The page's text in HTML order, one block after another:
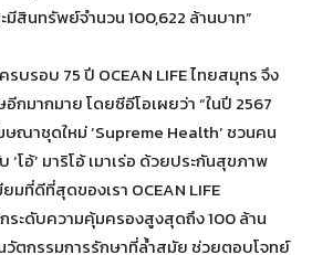
สินทรัพย์จำนวน 100,622 ล้านบาท”
รบรอบ 75 ปี OCEAN LIFE ไทยสมุทร จึง
มากมาย โดยซีอีโอเผยว่า “ในปี 2567
ณาชุดใหม่ ‘Supreme Health’ ชวนคน
‘โอ้’ มาริโอ้ เมาเร่อ ด้วยประกันสุขภาพ
มที่ดีที่สุดของเรา OCEAN LIFE
กระดับความคุ้มครองสูงสุดถึง 100 ล้าน
วัตกรรมการรักษาที่ล้ำสมัย ช่วยตอบโจทย์